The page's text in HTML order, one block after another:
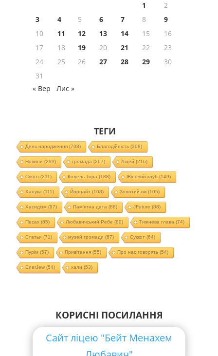
1
2
3
4 5 6 7 8
9
10
11 12 13 14 15
16
17
18 19 20 21 22
23
24
25 26 27 28 29
30
31
« Вер
Лис »
ТЕГИ
День народження(708) Благодійність (308)
Новини (299) громада (267) Ліцей (216)
Свято (211) Колель Тора (188) Жіночий клуб (149)
Ханука (111) Йорцайт (108) Золотий вік(105)
Хасидізм (97) Пам'ятна дата (88) JFuture (88)
Песах(85) Любавичський Ребе (80) Тижнева глава (74)
Статьи (71) музей громади (67) Суккот (64)
Пурім (57) Привітання(55) Про нас говорять (54)
EnerJew(54) хали (53)
КОРИСНІ ПОСИЛАННЯ
Сайт ліцею "Бейт Менахем